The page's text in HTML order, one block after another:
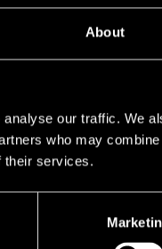
About
our traffic. We
who may
their services.
Lägg till i